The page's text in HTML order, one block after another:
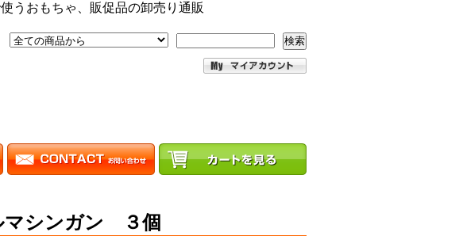
うおもちゃ、販促品の卸売り通販
検索
マシンガン ３個